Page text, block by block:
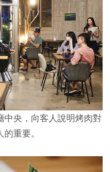
中央，向客人說明烤肉對
重要。